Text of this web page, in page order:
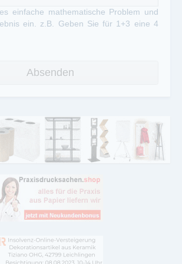
einfache mathematische Problem und
ein. z.B. Geben Sie für 1+3 eine 4